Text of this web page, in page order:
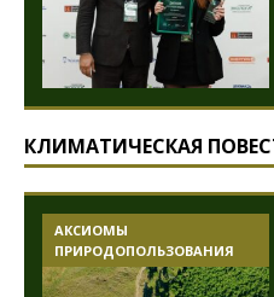
КЛИМАТИЧЕСКАЯ
АКСИОМЫ
ПРИРОДОПОЛЬЗОВАНИЯ